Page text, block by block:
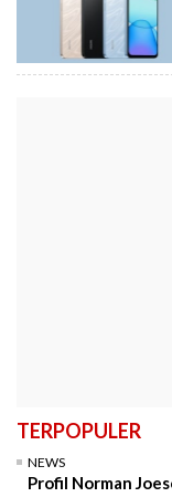
TERPOPULER
NEWS
Profil Norman